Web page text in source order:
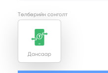
Төлбөрийн сонголт
Дансаар